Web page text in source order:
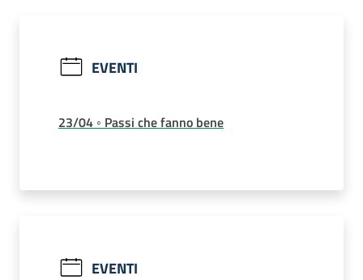
EVENTI
23/04 ◦ Passi che fanno bene
EVENTI